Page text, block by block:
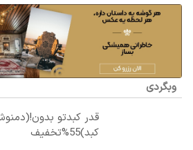
وبگردی
قدر کبدتو
کبد)55%تخفیف